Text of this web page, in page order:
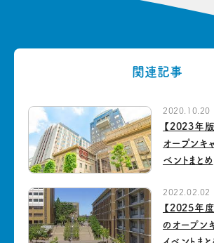
関連記事
2020.10.20
【2023年
オープンキ
ベントまとめ
2022.02.02
【2025年
のオープン